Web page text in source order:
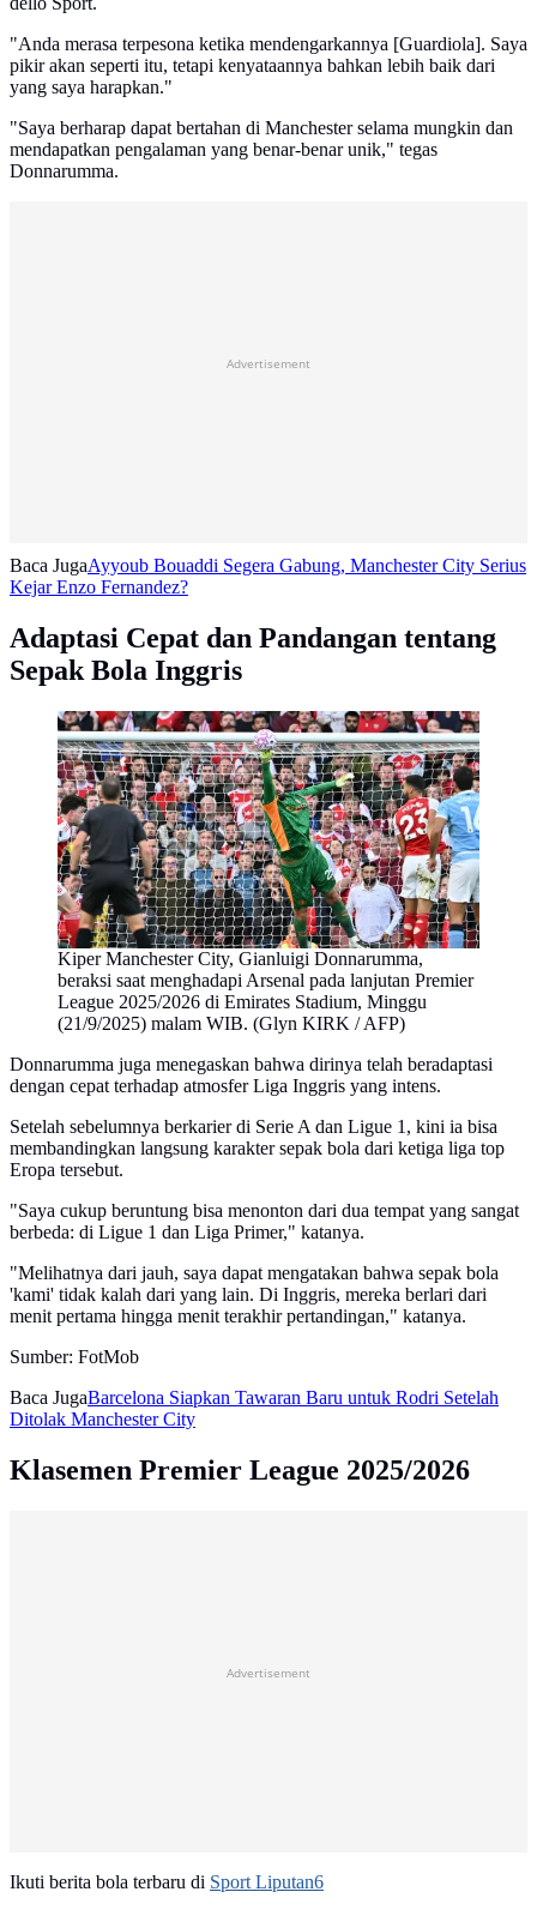
"Anda merasa terpesona ketika mendengarkannya [Guardiola]. Saya
pikir akan seperti itu, tetapi kenyataannya bahkan lebih baik dari
yang saya harapkan."
"Saya berharap dapat bertahan di Manchester selama mungkin dan
mendapatkan pengalaman yang benar-benar unik," tegas
Donnarumma.
Advertisement
Baca JugaAyyoub Bouaddi Segera Gabung, Manchester City Serius
Kejar Enzo Fernandez?
Adaptasi Cepat dan Pandangan tentang
Sepak Bola Inggris
Kiper Manchester City, Gianluigi Donnarumma,
beraksi saat menghadapi Arsenal pada lanjutan Premier
League 2025/2026 di Emirates Stadium, Minggu
(21/9/2025) malam WIB. (Glyn KIRK / AFP)
Donnarumma juga menegaskan bahwa dirinya telah beradaptasi
dengan cepat terhadap atmosfer Liga Inggris yang intens.
Setelah sebelumnya berkarier di Serie A dan Ligue 1, kini ia bisa
membandingkan langsung karakter sepak bola dari ketiga liga top
Eropa tersebut.
"Saya cukup beruntung bisa menonton dari dua tempat yang sangat
berbeda: di Ligue 1 dan Liga Primer," katanya.
"Melihatnya dari jauh, saya dapat mengatakan bahwa sepak bola
'kami' tidak kalah dari yang lain. Di Inggris, mereka berlari dari
menit pertama hingga menit terakhir pertandingan," katanya.
Sumber: FotMob
Baca JugaBarcelona Siapkan Tawaran Baru untuk Rodri Setelah
Ditolak Manchester City
Klasemen Premier League 2025/2026
Advertisement
Ikuti berita bola terbaru di Sport Liputan6